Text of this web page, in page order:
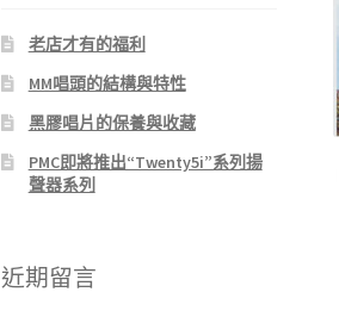
老店才有的福利
MM唱頭的結構與特性
黑膠唱片的保養與收藏
PMC即將推出“Twenty5i”系列揚
聲器系列
近期留言